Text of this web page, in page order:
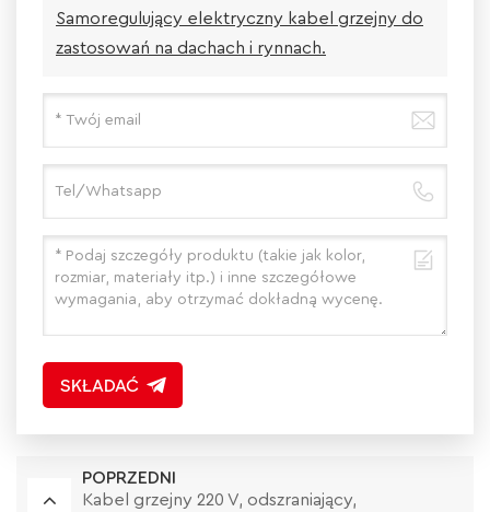
Samoregulujący elektryczny kabel grzejny do
zastosowań na dachach i rynnach.
SKŁADAĆ
POPRZEDNI
Kabel grzejny 220 V, odszraniający,